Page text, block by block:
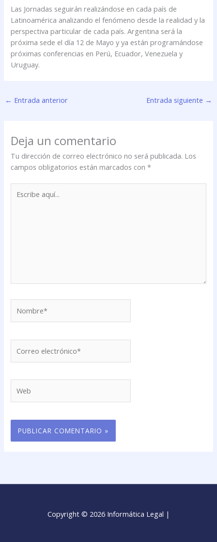
Las Jornadas seguirán realizándose en cada país de
Latinoamérica analizando el fenómeno desde la realidad y la
perspectiva particular de cada país. Argentina será la
próxima sede el día 12 de Mayo y ya están programándose
próximas conferencias en Perú, Ecuador, Venezuela y
Uruguay.
← Entrada anterior Entrada siguiente →
Deja un comentario
Tu dirección de correo electrónico no será publicada. Los
campos obligatorios están marcados con*
aquí...
electrónico*
Copyright © 2026 Informática Legal |